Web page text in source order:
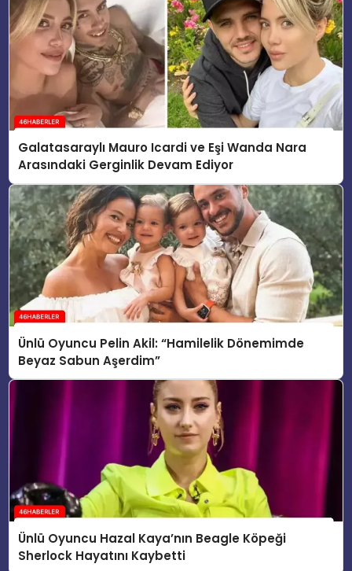
Galatasaraylı Mauro Icardi ve Eşi Wanda Nara
Arasındaki Gerginlik Devam Ediyor
Ünlü Oyuncu Pelin Akil: “Hamilelik Dönemimde
Beyaz Sabun Aşerdim”
Ünlü Oyuncu Hazal Kaya’nın Beagle Köpeği
Sherlock Hayatını Kaybetti